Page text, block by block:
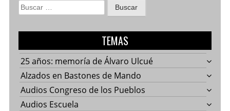
Buscar:
TEMAS
25 años: memoría de Álvaro Ulcué
Alzados en Bastones de Mando
Audios Congreso de los Pueblos
Audios Escuela